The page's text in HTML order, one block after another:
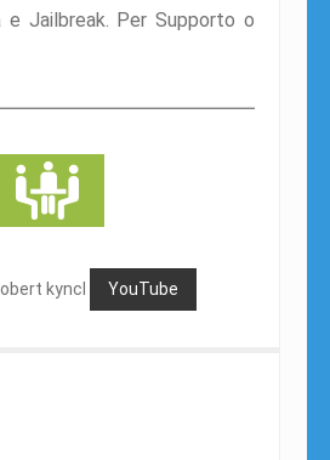
e Jailbreak. Per Supporto o
kyncl YouTube